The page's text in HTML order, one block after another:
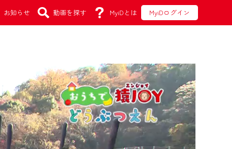
お知らせ 動画を探す MyiDとは MyiDログイン